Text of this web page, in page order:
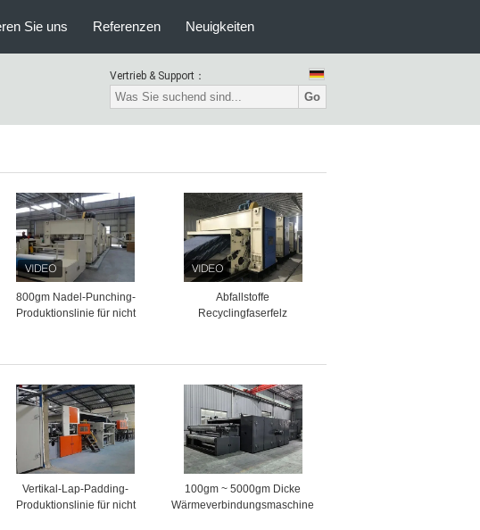
Sie uns Referenzen Neuigkeiten
Vertrieb & Support：
Go
800gm Nadel-Punching-
Produktionslinie für nicht
Abfallstoffe
Recyclingfaserfelz
Vertikal-Lap-Padding-
Produktionslinie für nicht
100gm ~ 5000gm Dicke
Wärmeverbindungsmaschine